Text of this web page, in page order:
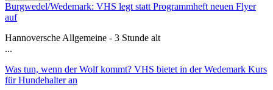
Burgwedel/Wedemark: VHS legt statt Programmheft neuen Flyer
auf
Hannoversche Allgemeine - 3 Stunde alt
...
Was tun, wenn der Wolf kommt? VHS bietet in der Wedemark Kurs
für Hundehalter an